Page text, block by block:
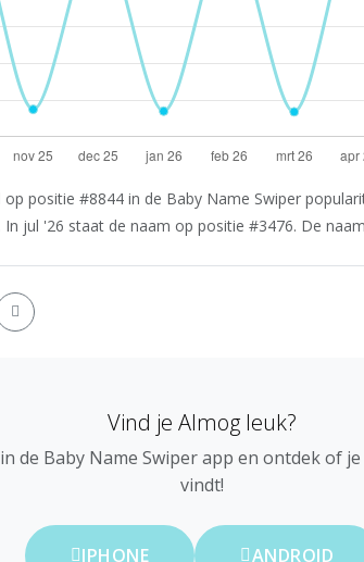
positie #8844 in de Baby Name Swiper
jul '26 staat de naam op positie #3476. De
Vind je Almog leuk?
de Baby Name Swiper app en ontdek of
vindt!
IPHONE ANDROID